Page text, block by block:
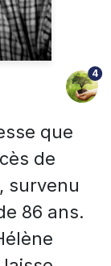
4
que
de
survenu
86 ans.